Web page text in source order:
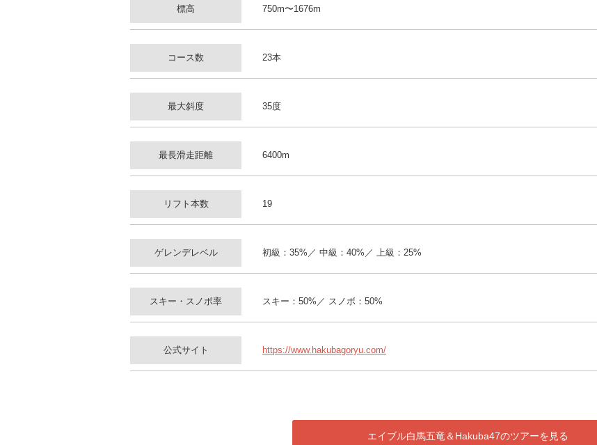
標高 750m〜1676m
コース数 23本
最大斜度 35度
最長滑走距離 6400m
リフト本数 19
ゲレンデレベル 初級：35%／ 中級：40%／ 上級：25%
スキー・スノボ率 スキー：50%／ スノボ：50%
公式サイト https://www.hakubagoryu.com/
エイブル白馬五竜＆Hakuba47のツアーを見る